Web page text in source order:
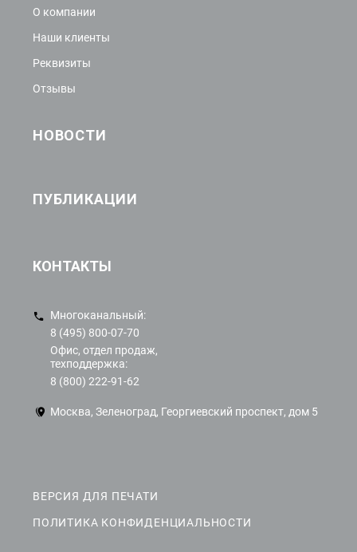
О компании
Наши клиенты
Реквизиты
Отзывы
НОВОСТИ
ПУБЛИКАЦИИ
КОНТАКТЫ
Многоканальный:
8 (495) 800-07-70
Офис, отдел продаж,
техподдержка:
8 (800) 222-91-62
Москва, Зеленоград, Георгиевский проспект, дом 5
ВЕРСИЯ ДЛЯ ПЕЧАТИ
ПОЛИТИКА КОНФИДЕНЦИАЛЬНОСТИ